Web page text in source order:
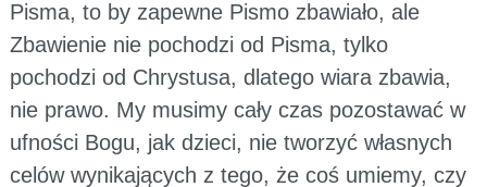
Pisma, to by zapewne Pismo zbawiało, ale
Zbawienie nie pochodzi od Pisma, tylko
pochodzi od Chrystusa, dlatego wiara zbawia,
nie prawo. My musimy cały czas pozostawać w
ufności Bogu, jak dzieci, nie tworzyć własnych
celów wynikających z tego, że coś umiemy, czy